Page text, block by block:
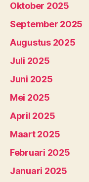
Oktober 2025
September 2025
Augustus 2025
Juli 2025
Juni 2025
Mei 2025
April 2025
Maart 2025
Februari 2025
Januari 2025